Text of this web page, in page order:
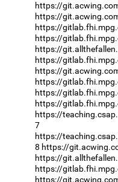
https://
https://
https://
https://
https://
https://
https://
https://
https://
https://
https://
7
https://
8 https://
https://
https://
https://